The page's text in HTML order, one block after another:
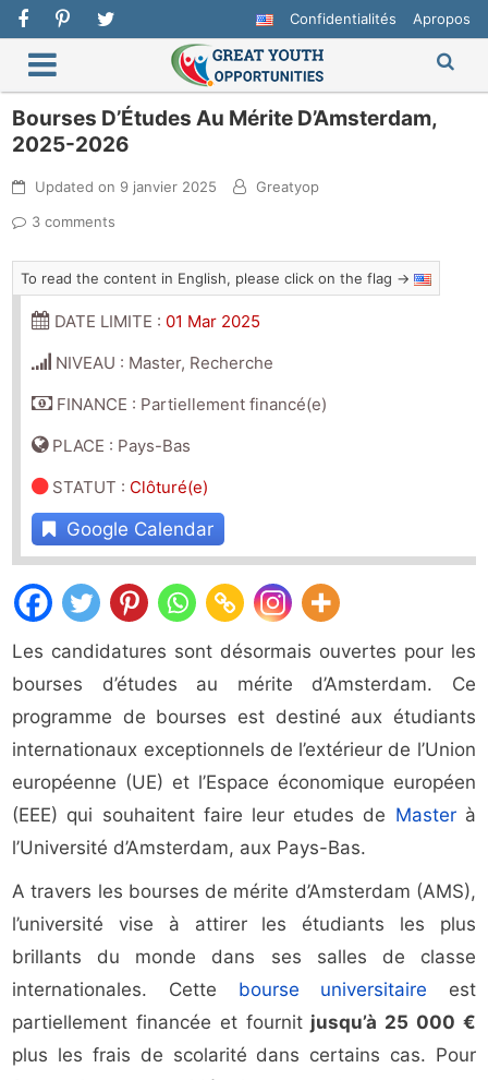
Confidentialités Apropos
Bourses D’Études Au Mérite D’Amsterdam,
2025-2026
Updated on 9 janvier 2025
Greatyop
3 comments
To read the content in English, please click on the flag →
DATE LIMITE : 01 Mar 2025
NIVEAU : Master, Recherche
FINANCE : Partiellement financé(e)
PLACE : Pays-Bas
STATUT : Clôturé(e)
Google Calendar
Les candidatures sont désormais ouvertes pour les
bourses d’études au mérite d’Amsterdam. Ce
programme de bourses est destiné aux étudiants
internationaux exceptionnels de l’extérieur de l’Union
européenne (UE) et l’Espace économique européen
(EEE) qui souhaitent faire leur etudes de Masterà
l’Université d’Amsterdam, aux Pays-Bas.
A travers les bourses de mérite d’Amsterdam (AMS),
l’université vise à attirer les étudiants les plus
brillants du monde dans ses salles de classe
internationales. Cette bourse universitaire est
partiellement financée et fournit jusqu’à 25 000 €
plus les frais de scolarité dans certains cas. Pour